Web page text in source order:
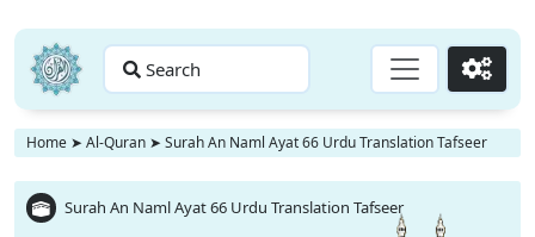
Search Go
Home ➤ Al-Quran ➤ Surah An Naml Ayat 66 Urdu Translation Tafseer
Surah An Naml Ayat 66 Urdu Translation Tafseer